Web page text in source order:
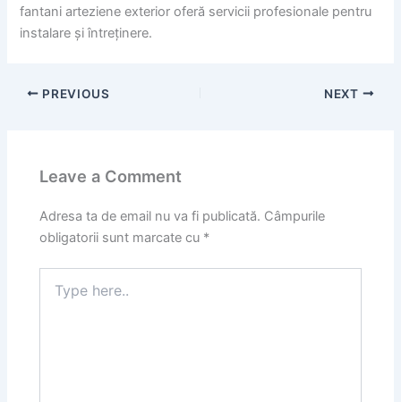
fantani arteziene exterior oferă servicii profesionale pentru
instalare și întreținere.
PREVIOUS NEXT
Leave a Comment
Adresa ta de email nu va fi publicată. Câmpurile
obligatorii sunt marcate cu *
here..